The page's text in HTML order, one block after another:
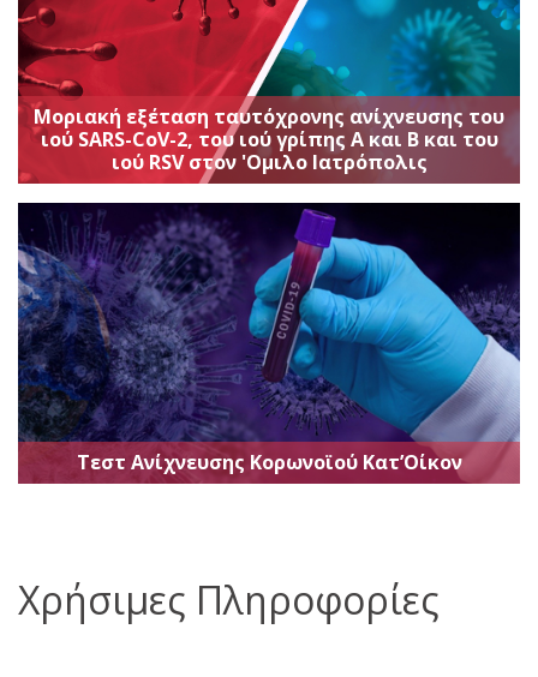
Μοριακή εξέταση ταυτόχρονης ανίχνευσης του
ιού SARS-CoV-2, του ιού γρίπης Α και Β και του
ιού RSV στον 'Ομιλο Ιατρόπολις
Τεστ Ανίχνευσης Κορωνοϊού Κατ’Οίκον
Χρήσιμες Πληροφορίες